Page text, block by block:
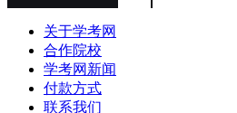
关于学考网
合作院校
学考网新闻
付款方式
联系我们